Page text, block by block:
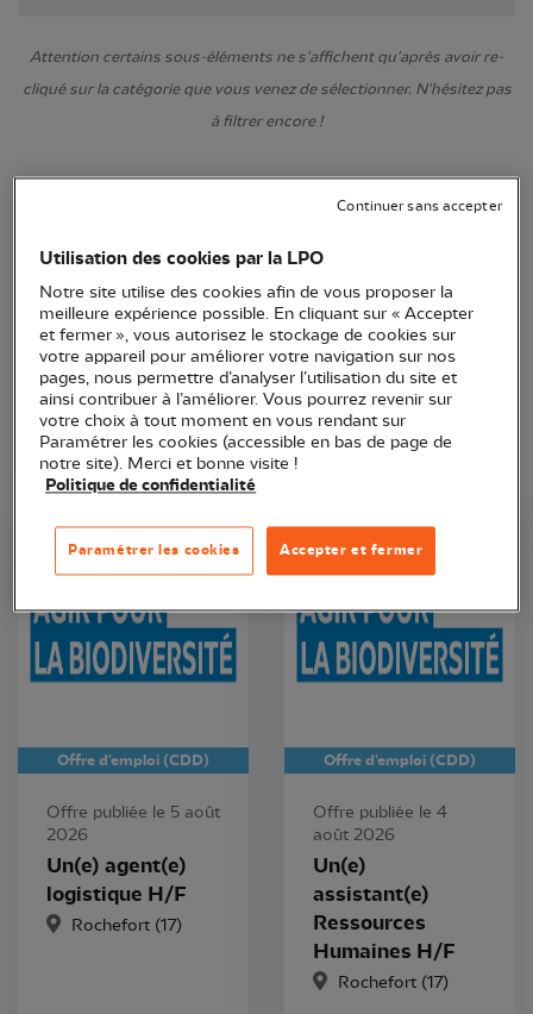
Attention certains sous-éléments ne s'affichent qu'après avoir re-
cliqué sur la catégorie que vous venez de sélectionner. N'hésitez pas
à filtrer encore !
LPO France
Offre d'emploi (CDD)
Offre publiée le 5 août
2026
Un(e) agent(e)
logistique H/F
Rochefort (17)
LPO France
Offre d'emploi (CDD)
Offre publiée le 4
août 2026
Un(e)
assistant(e)
Ressources
Humaines H/F
Rochefort (17)
Utilisation des cookies par la LPO
Notre site utilise des cookies afin de vous proposer la
meilleure expérience possible. En cliquant sur « Accepter
et fermer », vous autorisez le stockage de cookies sur
votre appareil pour améliorer votre navigation sur nos
pages, nous permettre d’analyser l’utilisation du site et
ainsi contribuer à l’améliorer. Vous pourrez revenir sur
votre choix à tout moment en vous rendant sur
Paramétrer les cookies (accessible en bas de page de
notre site). Merci et bonne visite !
Politique de confidentialité
Accepter et fermer
Paramétrer les cookies
Continuer sans accepter